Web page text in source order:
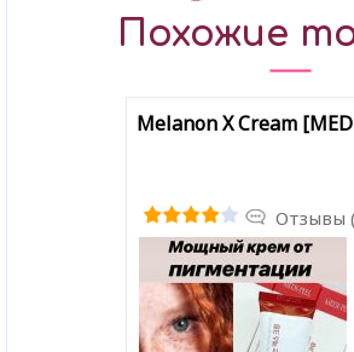
Похожие
Melanon X Cream
Отзывы